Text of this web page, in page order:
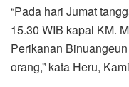
“Pada hari Jumat
15.30 WIB kapal KM.
Perikanan
orang,” kata Heru,